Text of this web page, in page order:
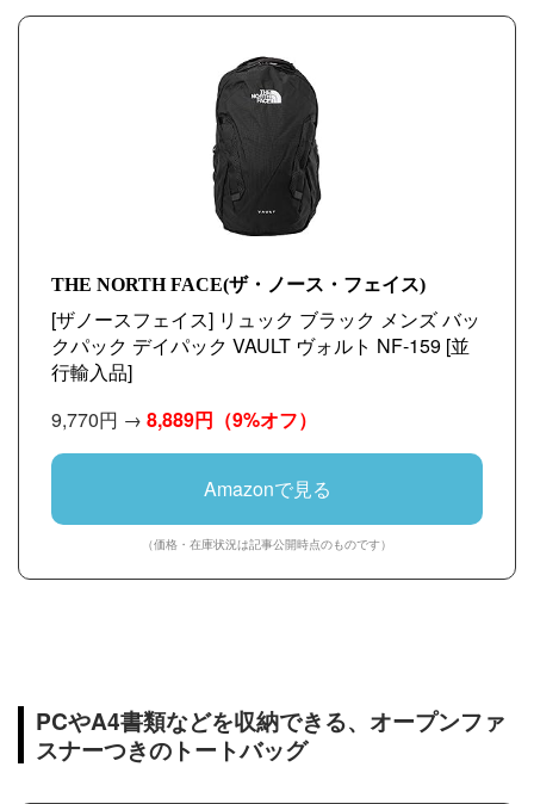
THE NORTH FACE(ザ・ノース・フェイス)
[ザノースフェイス] リュック ブラック メンズ バッ
クパック デイパック VAULT ヴォルト NF-159 [並
行輸入品]
9,770円 → 8,889円 （9%オフ）
Amazonで見る
（価格・在庫状況は記事公開時点のものです）
PCやA4書類などを収納できる、オープンファ
スナーつきのトートバッグ